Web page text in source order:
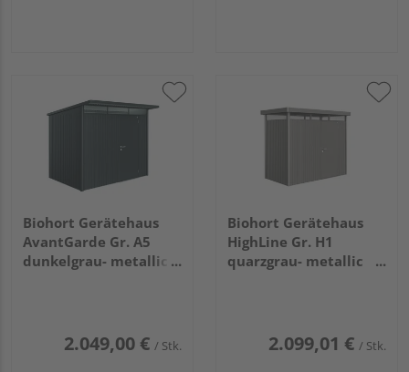
Biohort Gerätehaus
AvantGarde Gr. A5
dunkelgrau- metallic
2.049,00 € / Stk.
Biohort Gerätehaus
HighLine Gr. H1
quarzgrau- metallic
2.099,01 € / Stk.